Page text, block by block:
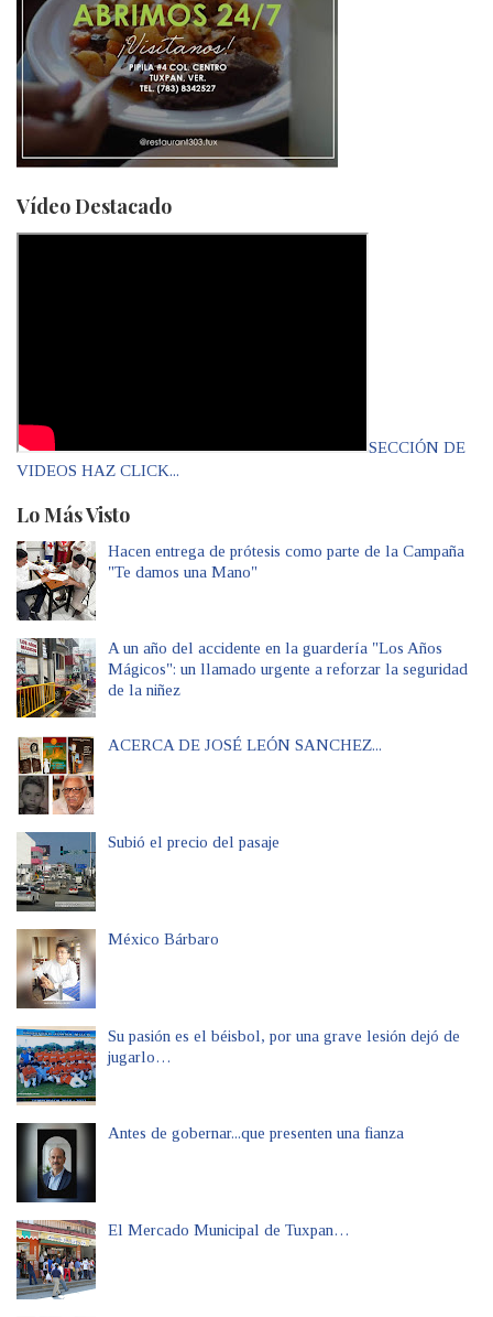
Vídeo Destacado
SECCIÓN DE
VIDEOS HAZ CLICK...
Lo Más Visto
Hacen entrega de prótesis como parte de la Campaña
"Te damos una Mano"
A un año del accidente en la guardería "Los Años
Mágicos": un llamado urgente a reforzar la seguridad
de la niñez
ACERCA DE JOSÉ LEÓN SANCHEZ...
Subió el precio del pasaje
México Bárbaro
Su pasión es el béisbol, por una grave lesión dejó de
jugarlo…
Antes de gobernar...que presenten una fianza
El Mercado Municipal de Tuxpan…